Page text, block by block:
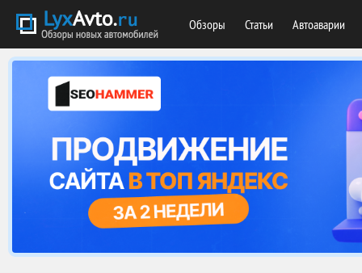
Обзоры Статьи Автоаварии